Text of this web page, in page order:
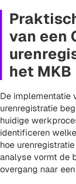
van een
het MKB
De implementatie
urenregistratie
huidige
identificeren
hoe
analyse vormt de
overgang naar